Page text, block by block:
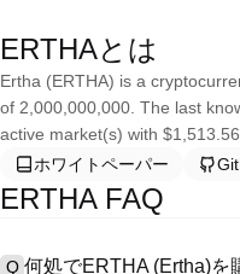
ERTHAとは
Ertha (ERTHA) is a
of 2,000,000,000. The last
active market(s) with
ホワイトペーパー
ERTHA FAQ
Q 何処でERTHA (Ertha)を